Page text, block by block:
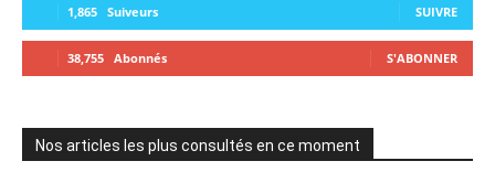
1,865 Suiveurs SUIVRE
38,755 Abonnés S'ABONNER
Nos articles les plus consultés en ce moment